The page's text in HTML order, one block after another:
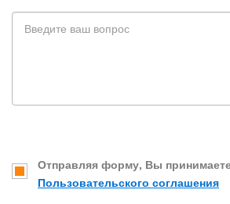
Отправляя форму, Вы
Пользовательского соглашения